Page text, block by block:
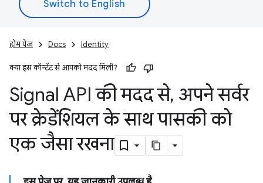
होम पेज Docs Identity
क्या इस कॉन्टेंट से आपको मदद मिली?
Signal API की मदद से, अपने सर्वर
पर क्रेडेंशियल के साथ पासकी को
एक जैसा रखना